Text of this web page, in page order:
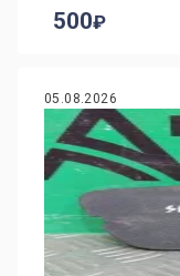
500
05.08.2026